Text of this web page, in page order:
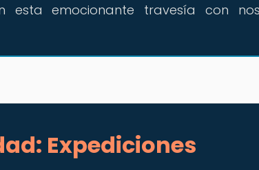
esta emocionante travesía con
Expediciones